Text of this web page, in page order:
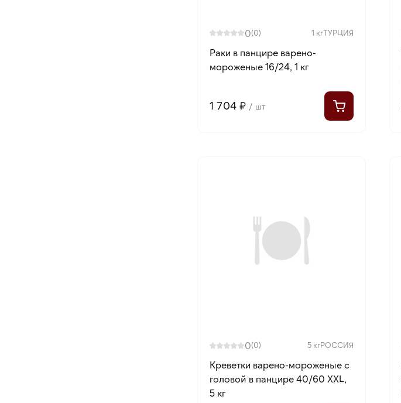
0(0) 1 кгТУРЦИЯ
Раки в панцире варено-
мороженые 16/24, 1 кг
1 704 ₽ / шт
0(0) 5 кгРОССИЯ
Креветки варено-мороженые с
головой в панцире 40/60 XXL,
5 кг